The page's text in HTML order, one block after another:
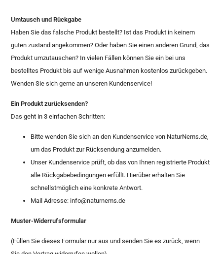
Umtausch und Rückgabe
Haben Sie das falsche Produkt bestellt? Ist das Produkt in keinem
guten zustand angekommen? Oder haben Sie einen anderen Grund, das
Produkt umzutauschen? In vielen Fällen können Sie ein bei uns
bestelltes Produkt bis auf wenige Ausnahmen kostenlos zurückgeben.
Wenden Sie sich gerne an unseren Kundenservice!
Ein Produkt zurücksenden?
Das geht in 3 einfachen Schritten:
Bitte wenden Sie sich an den Kundenservice von NaturNems.de,
um das Produkt zur Rücksendung anzumelden.
Unser Kundenservice prüft, ob das von Ihnen registrierte Produkt
alle Rückgabebedingungen erfüllt. Hierüber erhalten Sie
schnellstmöglich eine konkrete Antwort.
Mail Adresse: info@naturnems.de
Muster-Widerrufsformular
(Füllen Sie dieses Formular nur aus und senden Sie es zurück, wenn